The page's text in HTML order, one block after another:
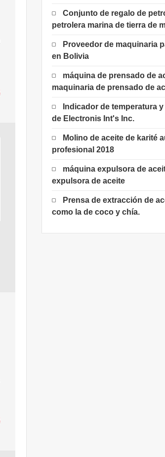
Conjunto de regalo de
petrolera marina de tierra de
Proveedor de maquinaria
en Bolivia
máquina de prensado de
maquinaria de prensado de
Indicador de temperatura
de Electronis Int's Inc.
Molino de aceite de karité
profesional 2018
máquina expulsora de
expulsora de aceite
Prensa de extracción de
como la de coco y chía.